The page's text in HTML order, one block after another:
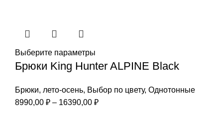
Выберите параметры
Брюки King Hunter ALPINE Black
Брюки, лето-осень, Выбор по цвету, Однотонные
8990,00 ₽ – 16390,00 ₽Диапазон